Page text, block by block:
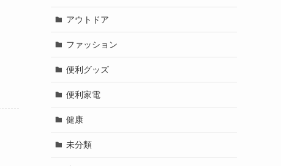
アウトドア
ファッション
便利グッズ
便利家電
健康
未分類